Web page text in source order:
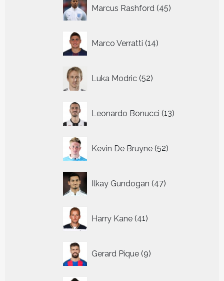
Marcus Rashford 45
producten
Marco Verratti 14
producten
Luka Modric 52
producten
Leonardo Bonucci 13
producten
Kevin De Bruyne 52
producten
Ilkay Gundogan 47
producten
Harry Kane 41
producten
Gerard Pique 9
producten